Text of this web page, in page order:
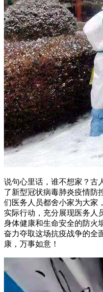
说句心里话，谁不想家？古
了新型冠状病毒肺炎疫情防
们医务人员都舍小家为大家
实际行动，充分展现医务人
身体健康和生命安全的防火
奋力夺取这场抗疫战争的全
康，万事如意！